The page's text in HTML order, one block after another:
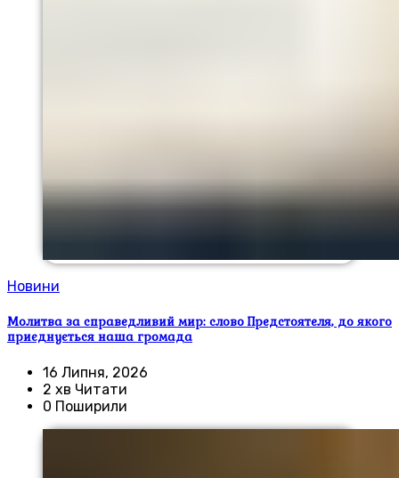
Новини
Молитва за справедливий мир: слово Предстоятеля, до якого
приєднується наша громада
16 Липня, 2026
2 хв Читати
0 Поширили